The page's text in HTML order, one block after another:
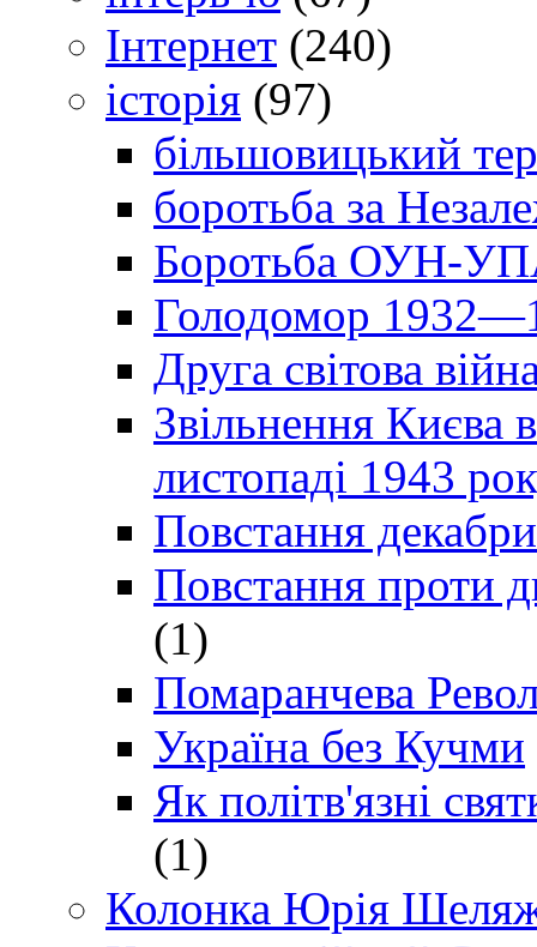
Інтернет (240)
історія (97)
більшовицький
боротьба за
Боротьба ОУН-УПА
Голодомор
Друга світова
Звільнення Києва
листопаді 1943
Повстання
Повстання проти
(1)
Помаранчева
Україна без Кучми
Як політв'язні
(1)
Колонка Юрія